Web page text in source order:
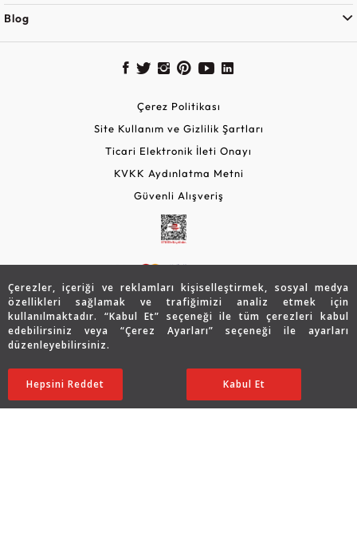
Çerezler, içeriği ve reklamları kişiselleştirmek, sosyal medya
özellikleri sağlamak ve trafiğimizi analiz etmek için
kullanılmaktadır. “Kabul Et” seçeneği ile tüm çerezleri kabul
edebilirsiniz veya “Çerez Ayarları” seçeneği ile ayarları
düzenleyebilirsiniz.
Ayarları Düzenle
Hepsini Reddet Kabul Et
361.836 TL
180.918TL SATIN ALIN
Blog
© 2026 Assos Diamond
Çerez Politikası
Site Kullanım ve Gizlilik Şartları
Ticari Elektronik İleti Onayı
KVKK Aydınlatma Metni
Güvenli Alışveriş
Copyright © 2026 Assos Pırlanta - Bu sitenin tüm hakları